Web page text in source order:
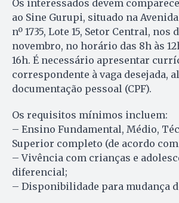
Os interessados devem
ao Sine Gurupi, situado na
nº 1735, Lote 15, Setor Central, nos
novembro, no horário das 8h às
16h. É necessário apresentar
correspondente à vaga desejada,
documentação pessoal (CPF).
Os requisitos mínimos incluem:
– Ensino Fundamental, Médio,
Superior completo (de acordo com
– Vivência com crianças e
diferencial;
– Disponibilidade para mudança